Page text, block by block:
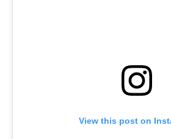
View this post on